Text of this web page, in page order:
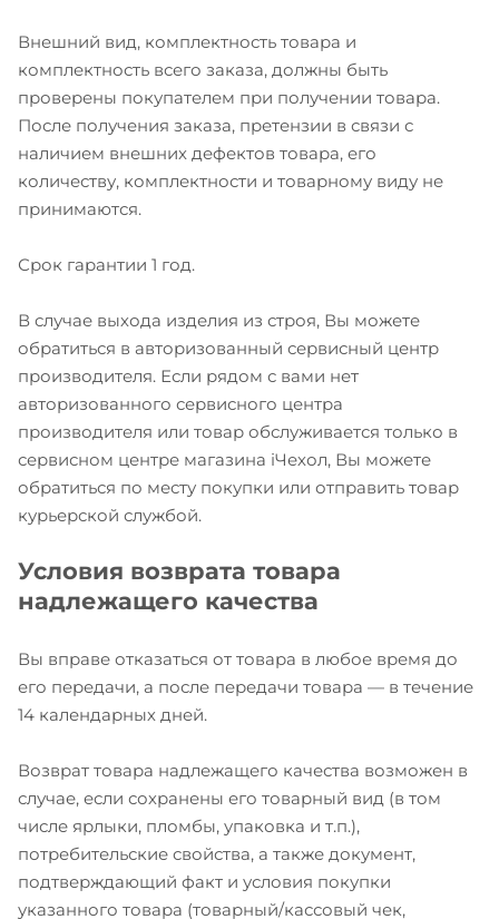
Внешний вид, комплектность товара и
комплектность всего заказа, должны быть
проверены покупателем при получении товара.
После получения заказа, претензии в связи с
наличием внешних дефектов товара, его
количеству, комплектности и товарному виду не
принимаются.
Срок гарантии 1 год.
В случае выхода изделия из строя, Вы можете
обратиться в авторизованный сервисный центр
производителя. Если рядом с вами нет
авторизованного сервисного центра
производителя или товар обслуживается только в
сервисном центре магазина iЧехол, Вы можете
обратиться по месту покупки или отправить товар
курьерской службой.
Условия возврата товара
надлежащего качества
Вы вправе отказаться от товара в любое время до
его передачи, а после передачи товара — в течение
14 календарных дней.
Возврат товара надлежащего качества возможен в
случае, если сохранены его товарный вид (в том
числе ярлыки, пломбы, упаковка и т.п.),
потребительские свойства, а также документ,
подтверждающий факт и условия покупки
указанного товара (товарный/кассовый чек,